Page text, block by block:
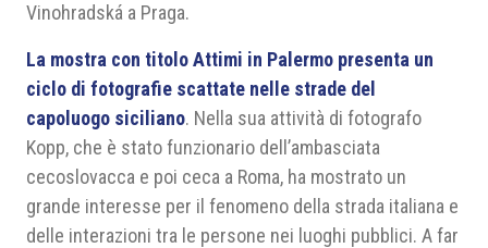
Vinohradská a Praga.
La mostra con titolo Attimi in Palermo presenta un
ciclo di fotografie scattate nelle strade del
capoluogo siciliano. Nella sua attività di fotografo
Kopp, che è stato funzionario dell’ambasciata
cecoslovacca e poi ceca a Roma, ha mostrato un
grande interesse per il fenomeno della strada italiana e
delle interazioni tra le persone nei luoghi pubblici. A far